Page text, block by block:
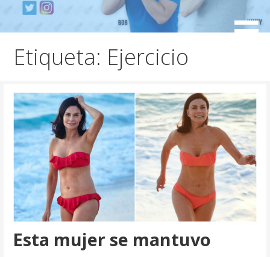
Mensajeros urbanos
Etiqueta: Ejercicio
Esta mujer se mantuvo